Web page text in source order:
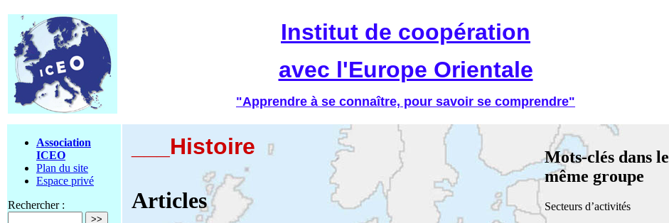
Institut de coopération
avec l'Europe Orientale
"Apprendre à se connaître, pour savoir se comprendre"
Association
ICEO
Plan du site
Espace privé
Rechercher :
___Histoire
Articles
Mots-clés dans le
même groupe
Secteurs d’activités